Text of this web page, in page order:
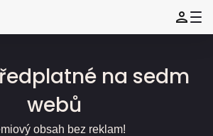
na sedm
webů
obsah bez reklam!